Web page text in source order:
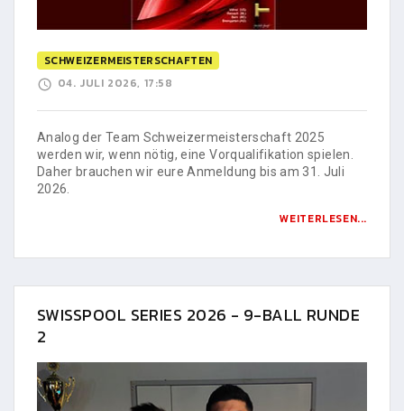
SCHWEIZERMEISTERSCHAFTEN
04. JULI 2026, 17:58
Analog der Team Schweizermeisterschaft 2025
werden wir, wenn nötig, eine Vorqualifikation spielen.
Daher brauchen wir eure Anmeldung bis am 31. Juli
2026.
WEITERLESEN...
SWISSPOOL SERIES 2026 - 9-BALL RUNDE
2